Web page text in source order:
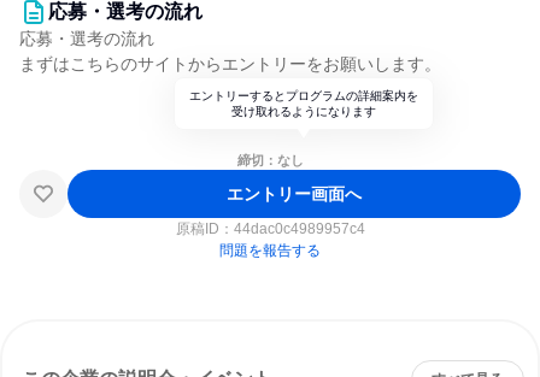
応募・選考の流れ
応募・選考の流れ
まずはこちらのサイトからエントリーをお願いします。
エントリーするとプログラムの詳細案内を
受け取れるようになります
締切：なし
エントリー画面へ
原稿ID： 44dac0c4989957c4
問題を報告する